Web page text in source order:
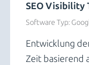
SEO Visibility
Software Typ:
Entwicklung
Zeit basierend